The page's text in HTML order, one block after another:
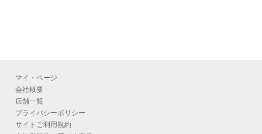
マイ・ページ
会社概要
店舗一覧
プライバシーポリシー
サイトご利用規約